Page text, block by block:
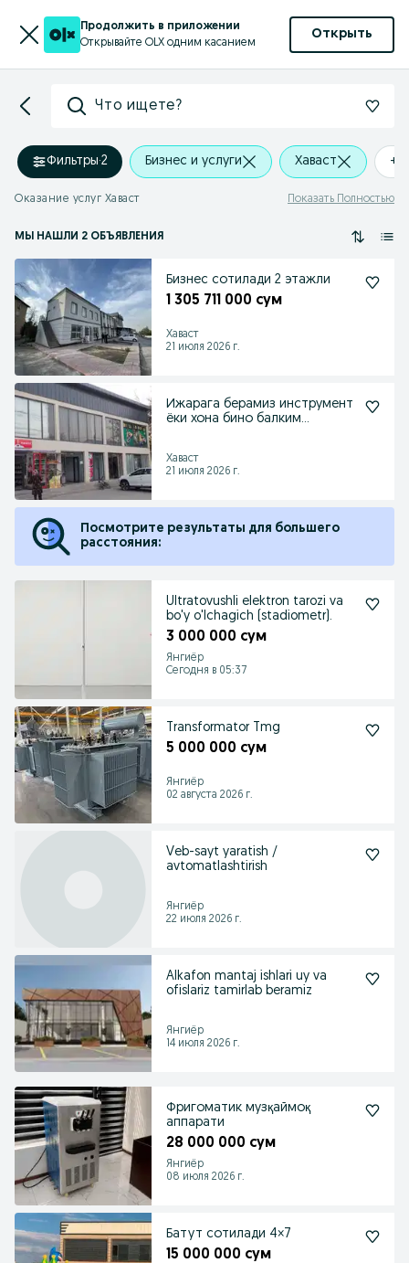
Продолжить в приложении
Открывайте OLX одним касанием
Открыть
Что ищете?
Фильтры·2 Бизнес и услуги Хаваст +0
Оказание услуг Хаваст Показать Полностью
МЫ НАШЛИ 2 ОБЪЯВЛЕНИЯ
Бизнес сотилади 2 этажли
1 305 711 000 сум
Хаваст
21 июля 2026 г.
Ижарага берамиз инструмент
ёки хона бино балким
Хаваст
21 июля 2026 г.
Посмотрите результаты для большего
расстояния:
Ultratovushli elektron tarozi va
bo'y o'lchagich (stadiometr).
3 000 000 сум
Янгиёр
Сегодня в 05:37
Transformator Tmg
5 000 000 сум
Янгиёр
02 августа 2026 г.
Veb-sayt yaratish /
avtomatlashtirish
Янгиёр
22 июля 2026 г.
Alkafon mantaj ishlari uy va
ofislariz tamirlab beramiz
Янгиёр
14 июля 2026 г.
Фригоматик музқаймоқ
аппарати
28 000 000 сум
Янгиёр
08 июля 2026 г.
Батут сотилади 4×7
15 000 000 сум